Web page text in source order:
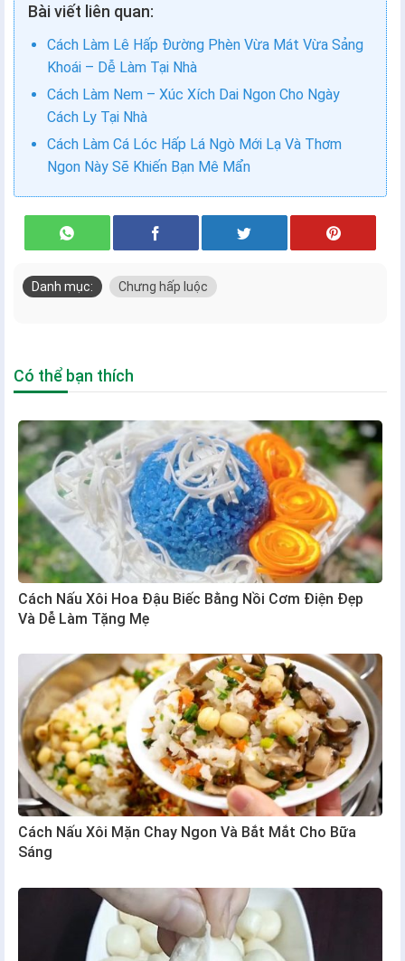
Bài viết liên quan:
Cách Làm Lê Hấp Đường Phèn Vừa Mát Vừa Sảng
Khoái – Dễ Làm Tại Nhà
Cách Làm Nem – Xúc Xích Dai Ngon Cho Ngày
Cách Ly Tại Nhà
Cách Làm Cá Lóc Hấp Lá Ngò Mới Lạ Và Thơm
Ngon Này Sẽ Khiến Bạn Mê Mẩn
Danh mục: Chưng hấp luộc
Có thể bạn thích
Cách Nấu Xôi Hoa Đậu Biếc Bằng Nồi Cơm Điện Đẹp
Và Dễ Làm Tặng Mẹ
Cách Nấu Xôi Mặn Chay Ngon Và Bắt Mắt Cho Bữa
Sáng